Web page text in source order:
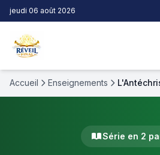
jeudi 06 août 2026
Accueil Enseignements
Série en 2